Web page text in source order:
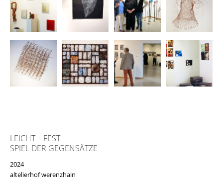
LEICHT – FEST
SPIEL DER GEGENSÄTZE
2024
altelierhof werenzhain